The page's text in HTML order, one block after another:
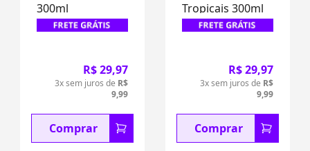
300ml
R$ 29,97
3x sem juros de R$
9,99
Comprar
Tropicais 300ml
R$ 29,97
3x sem juros de R$
9,99
Comprar